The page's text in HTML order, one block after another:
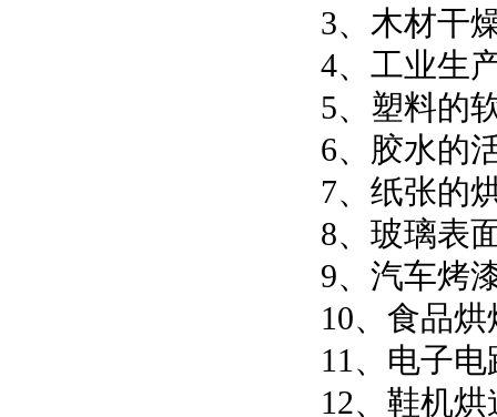
3、木材干
4、工业生
5、塑料的
6、胶水的
7、纸张的
8、玻璃表
9、汽车烤
10、食品
11、电子
12、鞋机